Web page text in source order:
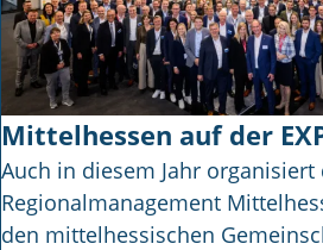
Mittelhessen auf der
Auch in diesem Jahr organisiert
Regionalmanagement
den mittelhessischen